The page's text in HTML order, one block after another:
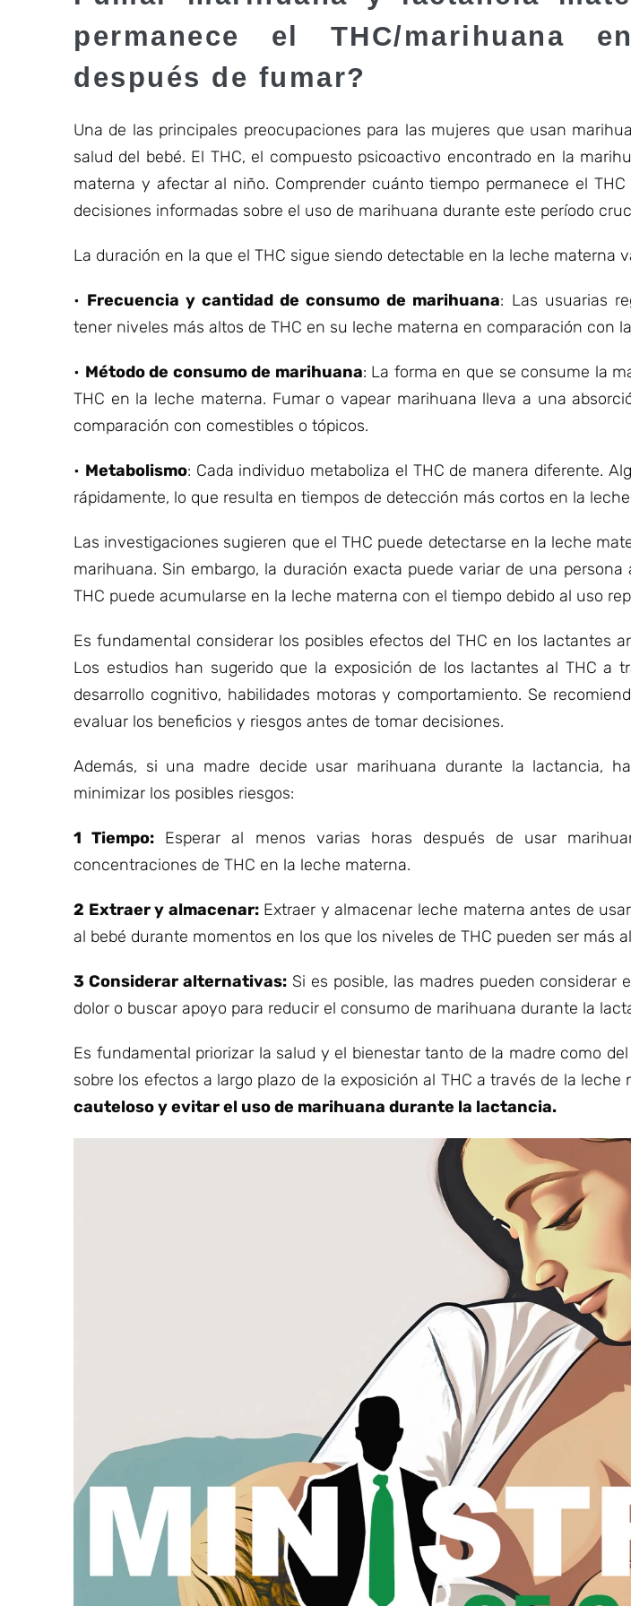
permanece el THC/marihuana
después de fumar?
Una de las principales preocupaciones para las mujeres que usan
salud del bebé. El THC, el compuesto psicoactivo encontrado en la
materna y afectar al niño. Comprender cuánto tiempo permanece el
decisiones informadas sobre el uso de marihuana durante este período
La duración en la que el THC sigue siendo detectable en la leche materna
• Frecuencia y cantidad de consumo de marihuana: Las usuarias
tener niveles más altos de THC en su leche materna en comparación con
• Método de consumo de marihuana: La forma en que se consume la
THC en la leche materna. Fumar o vapear marihuana lleva a una
comparación con comestibles o tópicos.
• Metabolismo: Cada individuo metaboliza el THC de manera diferente.
rápidamente, lo que resulta en tiempos de detección más cortos en la
Las investigaciones sugieren que el THC puede detectarse en la leche
marihuana. Sin embargo, la duración exacta puede variar de una
THC puede acumularse en la leche materna con el tiempo debido al uso
Es fundamental considerar los posibles efectos del THC en los lactantes
Los estudios han sugerido que la exposición de los lactantes al THC a
desarrollo cognitivo, habilidades motoras y comportamiento. Se
evaluar los beneficios y riesgos antes de tomar decisiones.
Además, si una madre decide usar marihuana durante la lactancia,
minimizar los posibles riesgos:
1 Tiempo: Esperar al menos varias horas después de usar
concentraciones de THC en la leche materna.
2 Extraer y almacenar:Extraer y almacenar leche materna antes de
al bebé durante momentos en los que los niveles de THC pueden ser más
3 Considerar alternativas:Si es posible, las madres pueden considerar
dolor o buscar apoyo para reducir el consumo de marihuana durante la
Es fundamental priorizar la salud y el bienestar tanto de la madre como
sobre los efectos a largo plazo de la exposición al THC a través de la leche
cauteloso y evitar el uso de marihuana durante la lactancia.